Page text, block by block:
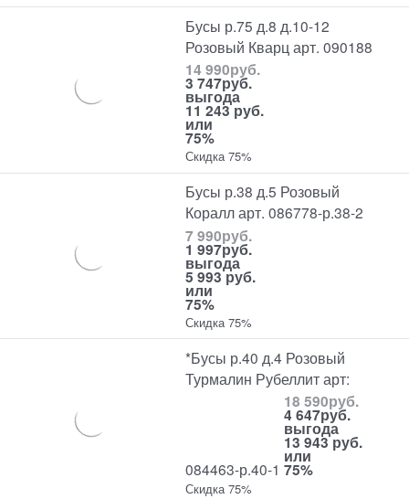
Бусы р.75 д.8 д.10-12
Розовый Кварц арт. 090188
14 990руб.
3 747руб.
выгода
11 243 руб.
или
75%
Скидка 75%
Бусы р.38 д.5 Розовый
Коралл арт. 086778-р.38-2
7 990руб.
1 997руб.
выгода
5 993 руб.
или
75%
Скидка 75%
*Бусы р.40 д.4 Розовый
Турмалин Рубеллит арт:
084463-р.40-1
18 590руб.
4 647руб.
выгода
13 943 руб.
или
75%
Скидка 75%